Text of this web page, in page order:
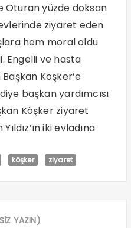
Oturan yüzde doksan
ziyaret eden
hem moral oldu
Engelli ve hasta
Köşker’e
başkan yardımcısı
Köşker ziyaret
iki evladına
köşker ziyaret
YAZIN)